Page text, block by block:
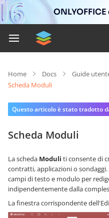
Home Docs Guide
Scheda Moduli
Questo articolo è stato tradotto
Scheda Moduli
La scheda Moduli ti consente di
contratti, applicazioni o
campi di testo e modulo per
indipendentemente dalla
La finestra corrispondente